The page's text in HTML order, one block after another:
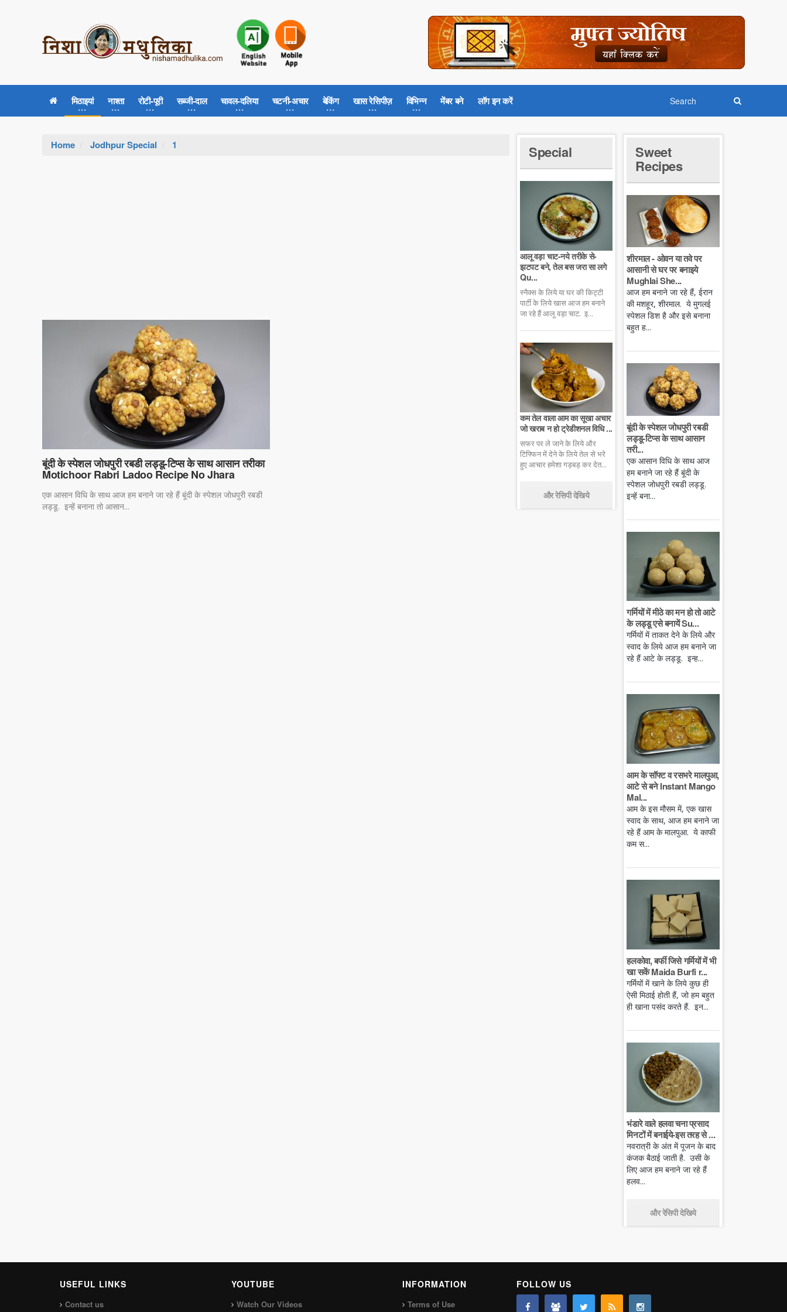
मिठाइयां नाश्ता रोटी-पूरी सब्जी-दाल चावल-दलिया चटनी-अचार बेकिंग खास रेसिपीज़ विभिन्न मेंबर बने लॉग इन करें
Home Jodhpur Special 1
बूंदी के स्पेशल जोधपुरी रबडी लड्डू-टिप्स के साथ आसान तरीका
Motichoor Rabri Ladoo Recipe No Jhara
एक आसान विधि के साथ आज हम बनाने जा रहे हैं बूंदी के स्पेशल जोधपुरी रबडी
लड्डू. इन्हें बनाना तो आसान...
Special
आलू वड़ा चाट-नये तरीके से-
झटपट बने, तेल बस जरा सा लगे
Qu...
स्नैक्स के लिये या घर की किट्टी
पार्टी के लिये खास आज हम बनाने
जा रहे हैं आलू वड़ा चाट. इ...
कम तेल वाला आम का सूखा अचार
जो खराब न हो ट्रेडीशनल विधि ...
सफर पर ले जाने के लिये और
टिफ्फिन में देने के लिये तेल से भरे
हुए आचार हमेशा गड़बड़ कर देत...
और रेसिपी देखिये
Sweet
Recipes
शीरमाल - ओवन या तवे पर
आसानी से घर पर बनाइये
Mughlai She...
आज हम बनाने जा रहे हैं, ईरान
की मशहूर, शीरमाल. ये मुगलई
स्पेशल डिश है और इसे बनाना
बहुत ह...
बूंदी के स्पेशल जोधपुरी रबडी
लड्डू-टिप्स के साथ आसान
तरी...
एक आसान विधि के साथ आज
हम बनाने जा रहे हैं बूंदी के
स्पेशल जोधपुरी रबडी लड्डू.
इन्हें बना...
गर्मियों में मीठे का मन हो तो आटे
के लड्डू एसे बनायें Su...
गर्मियों में ताकत देने के लिये और
स्वाद के लिये आज हम बनाने जा
रहे हैं आटे के लड्डू. इन्ह...
आम के सॉफ्ट व रसभरे मालपुआ,
आटे से बने Instant Mango
Mal...
आम के इस मौसम में, एक खास
स्वाद के साथ, आज हम बनाने जा
रहे हैं आम के मालपुआ. ये काफी
कम स...
हलकोवा, बर्फी जिसे गर्मियों में भी
खा सकें Maida Burfi r...
गर्मियों में खाने के लिये कुछ ही
ऐसी मिठाई होती हैं, जो हम बहुत
ही खाना पसंद करते हैं. इन...
भंडारे वाले हलवा चना प्रसाद
मिनटों में बनाईये-इस तरह से ...
नवरात्री के अंत में पूजन के बाद
कंजक बैठाई जाती है. उसी के
लिए आज हम बनाने जा रहे हैं
हलव...
और रेसिपी देखिये
USEFUL LINKS
Contact us
YOUTUBE
Watch Our Videos
INFORMATION
Terms of Use
FOLLOW US